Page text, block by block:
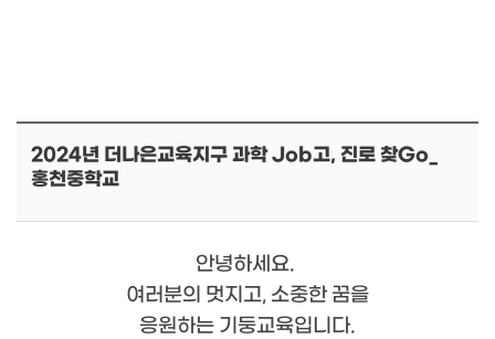
2024년 더나은교육지구 과학 Job고, 진로 찾Go_
홍천중학교
안녕하세요.
여러분의 멋지고, 소중한 꿈을
응원하는 기둥교육입니다.